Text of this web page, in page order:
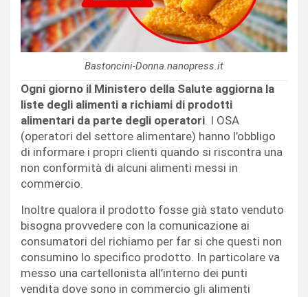
Bastoncini-Donna.nanopress.it
Ogni giorno il Ministero della Salute aggiorna la
liste degli alimenti a richiami di prodotti
alimentari da parte degli operatori. I OSA
(operatori del settore alimentare) hanno l’obbligo
di informare i propri clienti quando si riscontra una
non conformità di alcuni alimenti messi in
commercio.
Inoltre qualora il prodotto fosse già stato venduto
bisogna provvedere con la comunicazione ai
consumatori del richiamo per far si che questi non
consumino lo specifico prodotto. In particolare va
messo una cartellonista all’interno dei punti
vendita dove sono in commercio gli alimenti